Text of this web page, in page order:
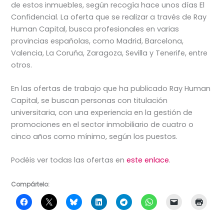
de estos inmuebles, según recogía hace unos días El
Confidencial. La oferta que se realizar a través de Ray
Human Capital, busca profesionales en varias
provincias españolas, como Madrid, Barcelona,
Valencia, La Coruña, Zaragoza, Sevilla y Tenerife, entre
otros.
En las ofertas de trabajo que ha publicado Ray Human
Capital, se buscan personas con titulación
universitaria, con una experiencia en la gestión de
promociones en el sector inmobiliario de cuatro o
cinco años como mínimo, según los puestos.
Podéis ver todas las ofertas eneste enlace.
Compártelo: